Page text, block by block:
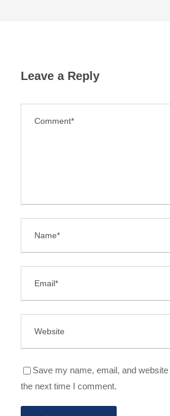
Leave a Reply
Save my name, email, and
the next time I comment.